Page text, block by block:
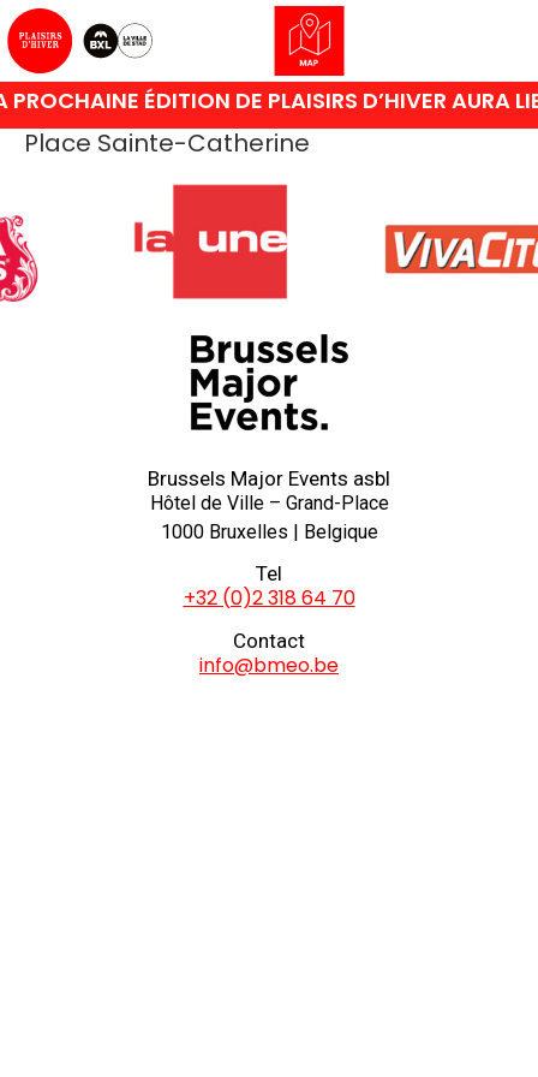
ÉDITION DE PLAISIRS D’HIVER AURA
Place Sainte-Catherine
Brussels Major Events asbl
Hôtel de Ville – Grand-Place
1000 Bruxelles | Belgique
Tel
+32 (0)2 318 64 70
Contact
info@bmeo.be